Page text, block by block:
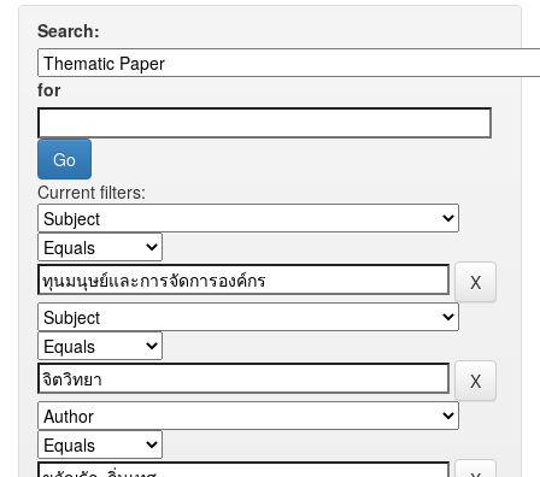
Search:
for
Current filters: